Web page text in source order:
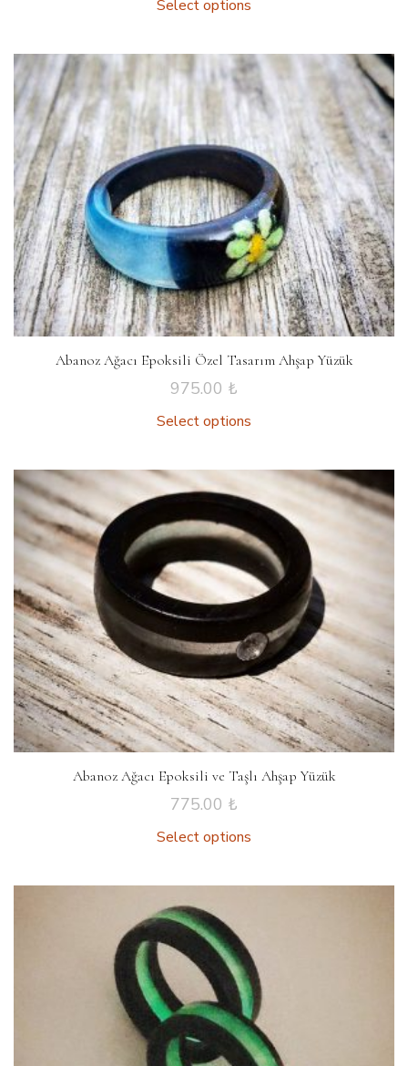
Select options
Abanoz Ağacı Epoksili Özel Tasarım Ahşap Yüzük
975.00 ₺
Select options
Abanoz Ağacı Epoksili ve Taşlı Ahşap Yüzük
775.00 ₺
Select options